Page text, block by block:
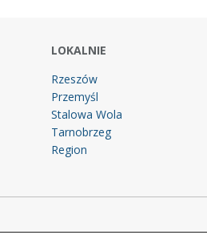
LOKALNIE
Rzeszów
Przemyśl
Stalowa Wola
Tarnobrzeg
Region